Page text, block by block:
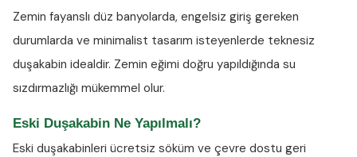
Zemin fayanslı düz banyolarda, engelsiz giriş gereken
durumlarda ve minimalist tasarım isteyenlerde teknesiz
duşakabin idealdir. Zemin eğimi doğru yapıldığında su
sızdırmazlığı mükemmel olur.
Eski Duşakabin Ne Yapılmalı?
Eski duşakabinleri ücretsiz söküm ve çevre dostu geri